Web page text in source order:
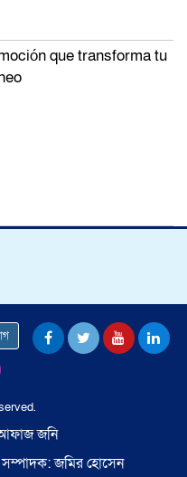
que transforma tu
জনি
সম্পাদক: জমির হোসেন